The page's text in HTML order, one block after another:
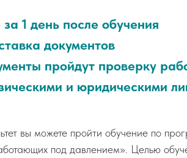
1 день после обучения
документов
пройдут проверку
и юридическими
вы можете пройти обучение по
под давлением». Целью